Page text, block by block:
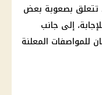
تتعلق بصعوبة بعض
إلى جانب
للمواصفات المعلنة